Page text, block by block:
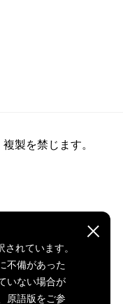
れています。
不備があった
いない場合が
原語版をご参
製を禁じます。